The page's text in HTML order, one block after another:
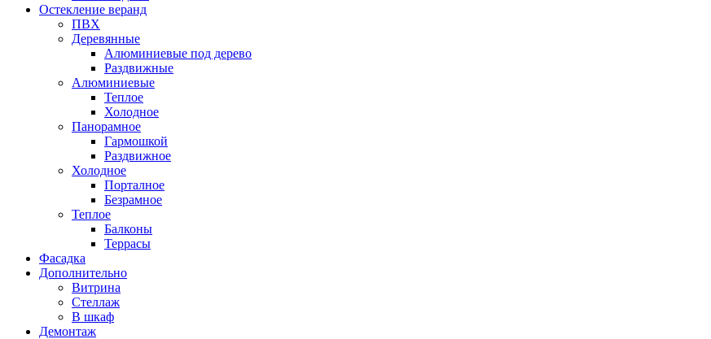
Остекление веранд
ПВХ
Деревянные
Алюминиевые под дерево
Раздвижные
Алюминиевые
Теплое
Холодное
Панорамное
Гармошкой
Раздвижное
Холодное
Порталное
Безрамное
Теплое
Балконы
Террасы
Фасадка
Дополнительно
Витрина
Стеллаж
В шкаф
Демонтаж